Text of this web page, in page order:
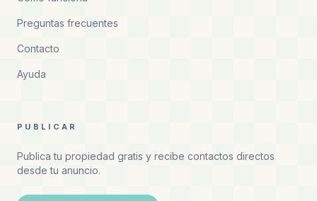
Preguntas frecuentes
Contacto
Ayuda
PUBLICAR
Publica tu propiedad gratis y recibe contactos directos
desde tu anuncio.